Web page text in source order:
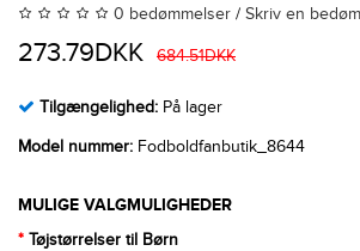
0 bedømmelser / Skriv en
273.79DKK 684.51DKK
Tilgængelighed: På lager
Model nummer: Fodboldfanbutik_8644
MULIGE VALGMULIGHEDER
Tøjstørrelser til Børn